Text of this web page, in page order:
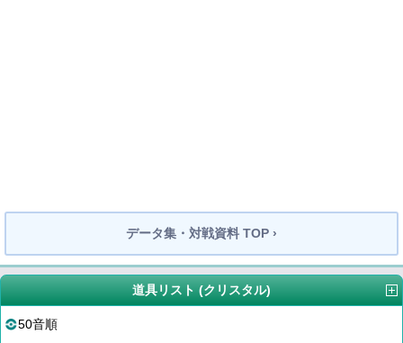
データ集・対戦資料 TOP ›
道具リスト (クリスタル)
50音順